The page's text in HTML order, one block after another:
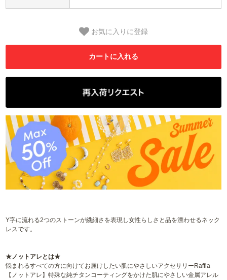
お気に入りに登録
Y字に流れる2つのストーンが繊細さを表現し女性らしさと品を漂わせるネック
レスです。
★ノットアレとは★
悩まれるすべての方に向けてお届けしたい肌にやさしいアクセサリーRaffia
【ノットアレ】特殊な純チタンコーティングをかけた肌にやさしい金属アレル